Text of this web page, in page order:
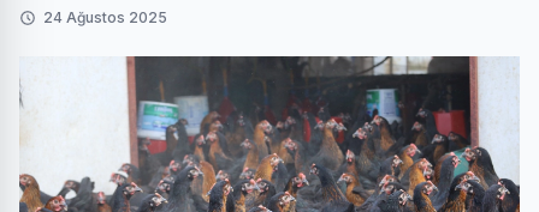
24 Ağustos 2025